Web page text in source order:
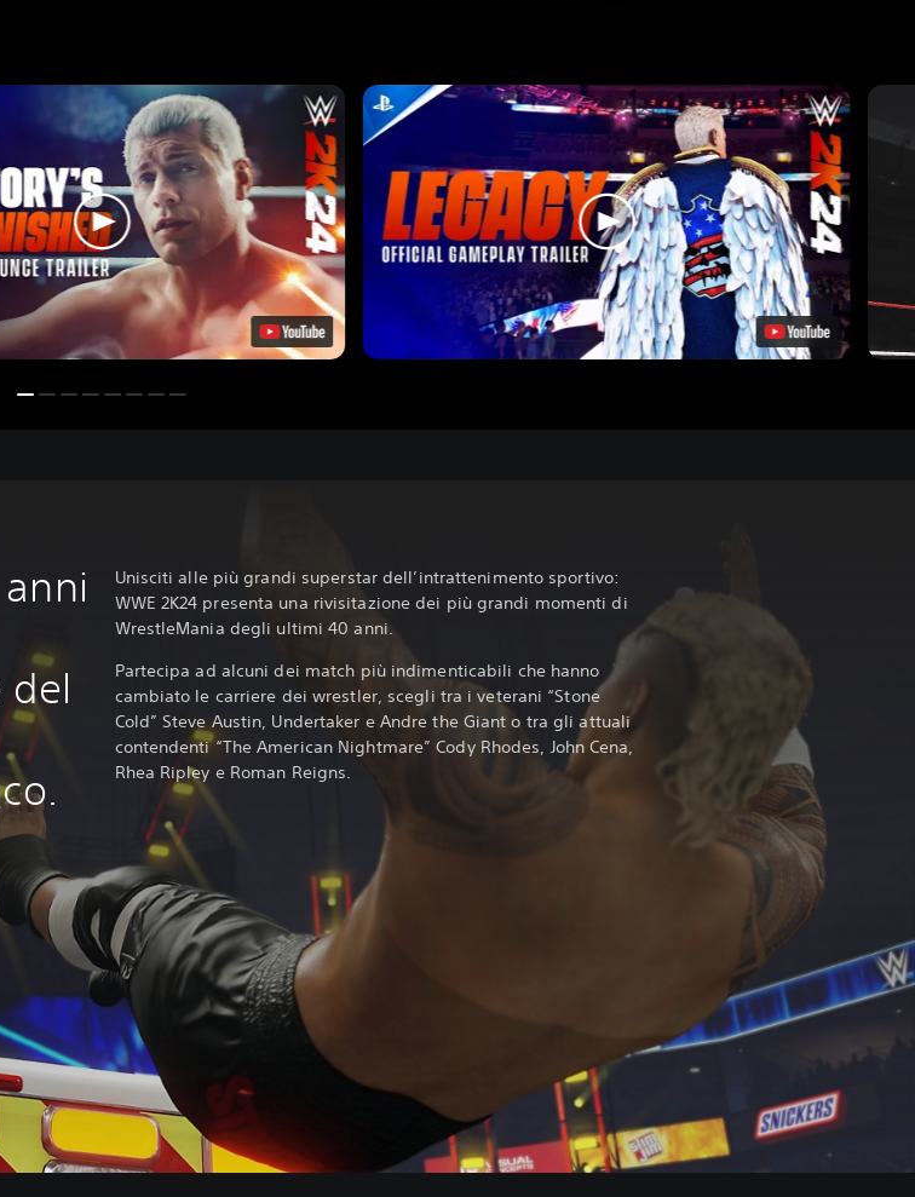
del
Unisciti alle più grandi superstar dell’intrattenimento sportivo:
WWE 2K24 presenta una rivisitazione dei più grandi momenti di
WrestleMania degli ultimi 40 anni.
Partecipa ad alcuni dei match più indimenticabili che hanno
cambiato le carriere dei wrestler, scegli tra i veterani “Stone
Cold” Steve Austin, Undertaker e Andre the Giant o tra gli attuali
contendenti “The American Nightmare” Cody Rhodes, John Cena,
Rhea Ripley e Roman Reigns.